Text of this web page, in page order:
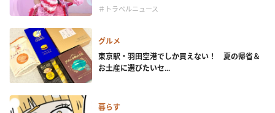
＃トラベルニュース
グルメ
東京駅・羽田空港でしか買えない！ 夏の帰省＆
お土産に選びたいセ...
暮らす